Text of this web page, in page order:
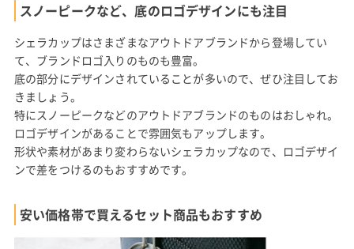
スノーピークなど、底のロゴデザインにも注目
シェラカップはさまざまなアウトドアブランドから登場してい
て、ブランドロゴ入りのものも豊富。
底の部分にデザインされていることが多いので、ぜひ注目してお
きましょう。
特にスノーピークなどのアウトドアブランドのものはおしゃれ。
ロゴデザインがあることで雰囲気もアップします。
形状や素材があまり変わらないシェラカップなので、ロゴデザイ
ンで差をつけるのもおすすめです。
安い価格帯で買えるセット商品もおすすめ